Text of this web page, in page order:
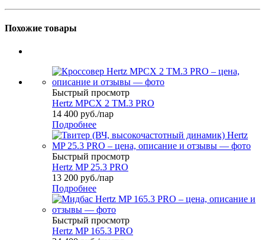
Похожие товары
Быстрый просмотр
Hertz MPCX 2 TM.3 PRO
14 400 руб./пар
Подробнее
Быстрый просмотр
Hertz MP 25.3 PRO
13 200 руб./пар
Подробнее
Быстрый просмотр
Hertz MP 165.3 PRO